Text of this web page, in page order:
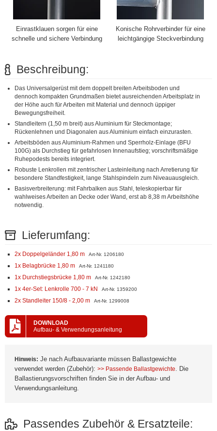
Einrastklauen sorgen für eine
schnelle und sichere Verbindung
Konische Rohrverbinder für eine
leichtgängige Steckverbindung
Beschreibung:
Das Universalgerüst mit dem doppelt breiten Arbeitsboden und
dennoch kompakten Grundmaßen bietet ausreichenden Arbeitsplatz in
der Höhe auch für Arbeiten mit Material und dennoch üppiger
Bewegungsfreiheit.
Standleitern (1,50 m breit) aus Aluminium für Steckmontage;
Rückenlehnen und Diagonalen aus Aluminium einfach einzurasten.
Arbeitsböden aus Aluminium-Rahmen und Sperrholz-Einlage (BFU
100G) als Durchstieg für gefahrlosen Innenaufstieg; vorschriftsmäßige
Ruhepodests bereits integriert.
Robuste Lenkrollen mit zentrischer Lasteinleitung nach Arretierung für
besondere Standfestigkeit, lange Stahlspindeln zum Niveauausgleich.
Basisverbreiterung: mit Fahrbalken aus Stahl, teleskopierbar für
wahlweises Arbeiten an Decke oder Wand, erst ab 8,38 m Arbeitshöhe
notwendig.
Lieferumfang:
2x Doppelgeländer 1,80 m Art-Nr. 1206180
1x Belagbrücke 1,80 m Art-Nr. 1241180
1x Durchstiegsbrücke 1,80 m Art-Nr. 1242180
1x 4er-Set: Lenkrolle 700 - 7 kN Art-Nr. 1359200
2x Standleiter 150/8 - 2,00 m Art-Nr. 1299008
DOWNLOAD
Aufbau- & Verwendungsanleitung
Hinweis: Je nach Aufbauvariante müssen Ballastgewichte
verwendet werden (Zubehör): >> Passende Ballastgewichte. Die
Ballastierungsvorschriften finden Sie in der Aufbau- und
Verwendungsanleitung.
Passendes Zubehör & Ersatzteile: